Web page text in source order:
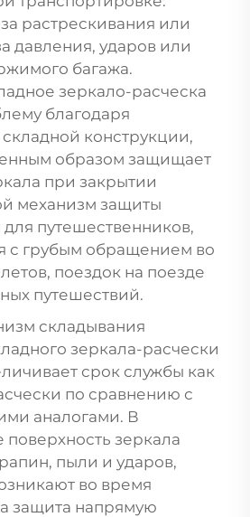
растрескивания или
давления, ударов или
багажа.
зеркало-расческа
благодаря
конструкции,
образом защищает
при закрытии
механизм защиты
путешественников,
с грубым обращением во
поездок на поезде
путешествий.
складывания
зеркала-расчески
срок службы как
по сравнению с
аналогами. В
зеркала
пыли и ударов,
во время
защита напрямую